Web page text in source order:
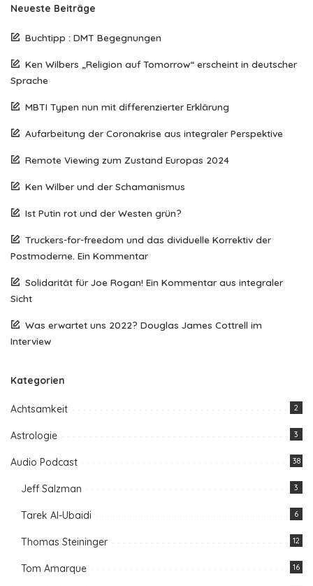
Neueste Beiträge
Buchtipp : DMT Begegnungen
Ken Wilbers „Religion auf Tomorrow“ erscheint in deutscher
Sprache
MBTI Typen nun mit differenzierter Erklärung
Aufarbeitung der Coronakrise aus integraler Perspektive
Remote Viewing zum Zustand Europas 2024
Ken Wilber und der Schamanismus
Ist Putin rot und der Westen grün?
Truckers-for-freedom und das dividuelle Korrektiv der
Postmoderne. Ein Kommentar
Solidarität für Joe Rogan! Ein Kommentar aus integraler
Sicht
Was erwartet uns 2022? Douglas James Cottrell im
Interview
Kategorien
Achtsamkeit 2
Astrologie 3
Audio Podcast 38
Jeff Salzman 3
Tarek Al-Ubaidi 6
Thomas Steininger 12
Tom Amarque 16